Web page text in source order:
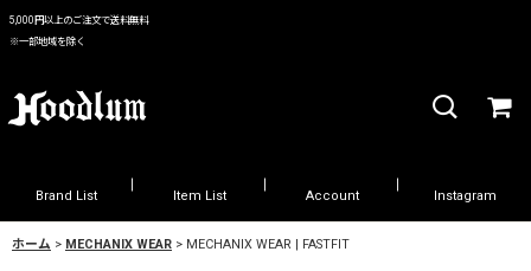
5,000円以上のご注文で送料無料
※一部地域を除く
Brand List Item List Account Instagram
ホーム > MECHANIX WEAR > MECHANIX WEAR | FASTFIT